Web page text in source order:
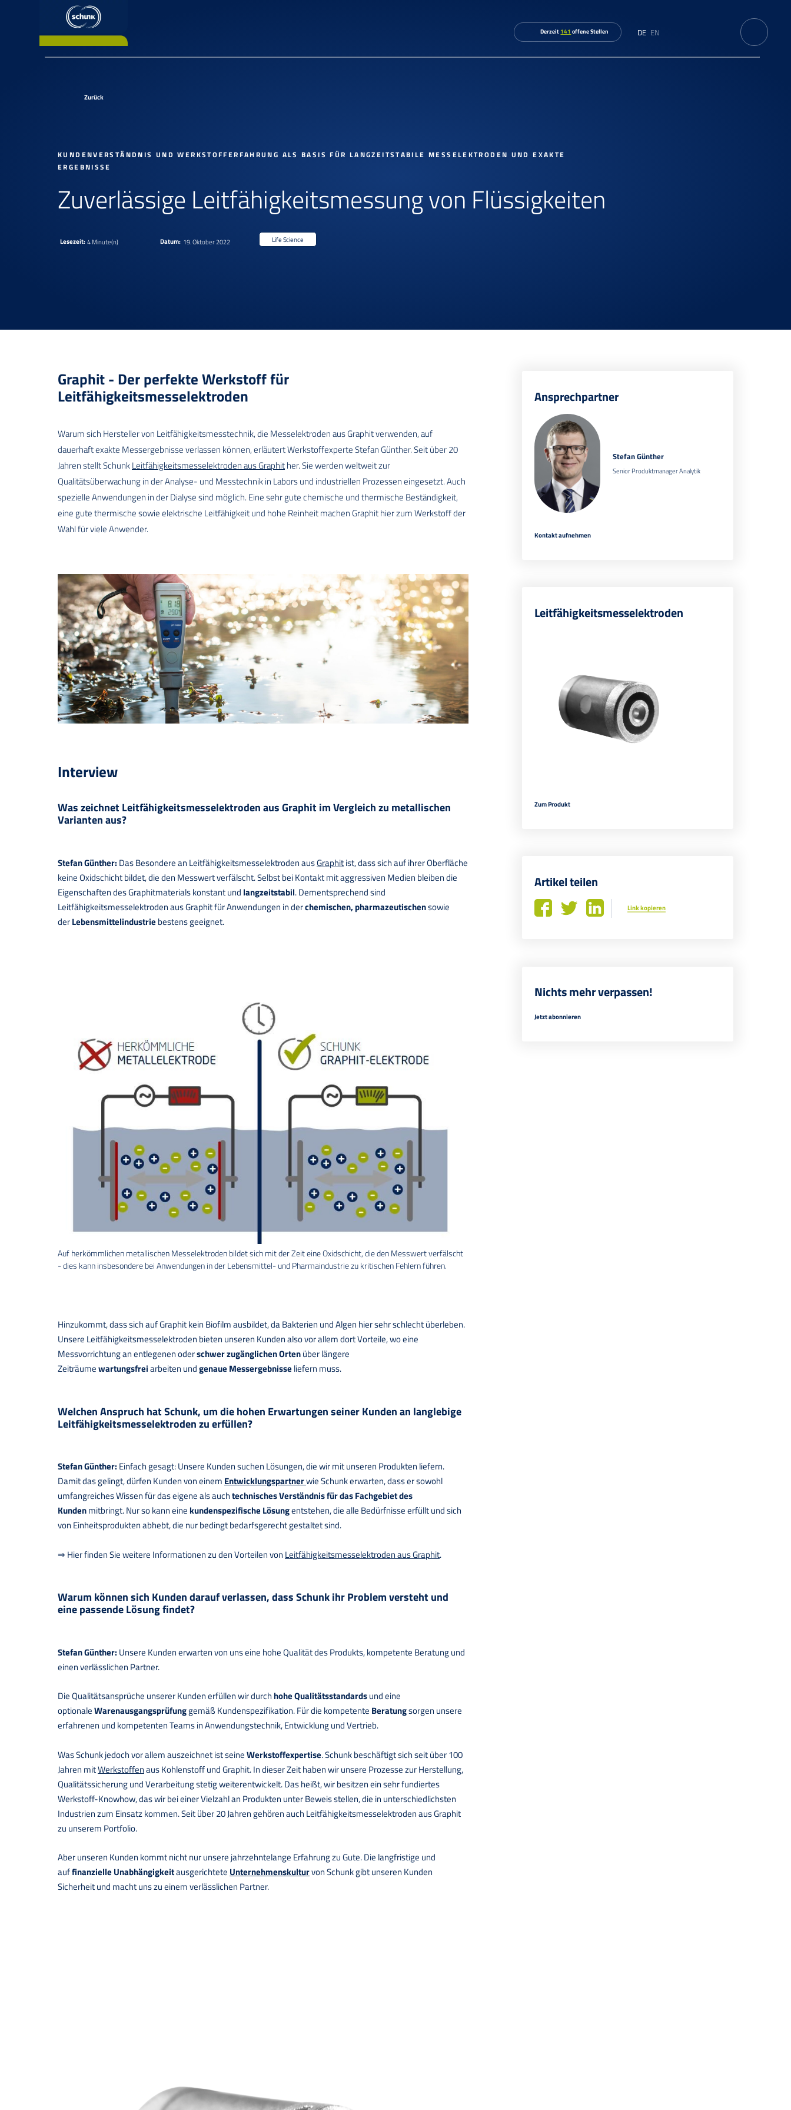
Derzeit 141 offene Stellen DE EN
Zurück
KUNDENVERSTÄNDNIS UND WERKSTOFFERFAHRUNG ALS BASIS FÜR LANGZEITSTABILE MESSELEKTRODEN UND EXAKTE
ERGEBNISSE
Zuverlässige Leitfähigkeitsmessung von Flüssigkeiten
Lesezeit: 4 Minute(n) Datum: 19. Oktober 2022 Life Science
Ansprechpartner
Stefan Günther
Senior Produktmanager Analytik
Kontakt aufnehmen
Leitfähigkeitsmesselektroden
Zum Produkt
Artikel teilen
Link kopieren
Nichts mehr verpassen!
Jetzt abonnieren
Graphit - Der perfekte Werkstoff für
Leitfähigkeitsmesselektroden
Warum sich Hersteller von Leitfähigkeitsmesstechnik, die Messelektroden aus Graphit verwenden, auf
dauerhaft exakte Messergebnisse verlassen können, erläutert Werkstoffexperte Stefan Günther. Seit über 20
Jahren stellt SchunkLeitfähigkeitsmesselektroden aus Graphither. Sie werden weltweit zur
Qualitätsüberwachung in der Analyse- und Messtechnik in Labors und industriellen Prozessen eingesetzt. Auch
spezielle Anwendungen in der Dialyse sind möglich. Eine sehr gute chemische und thermische Beständigkeit,
eine gute thermische sowie elektrische Leitfähigkeit und hohe Reinheit machen Graphit hier zum Werkstoff der
Wahl für viele Anwender.
Interview
Was zeichnet Leitfähigkeitsmesselektroden aus Graphit im Vergleich zu metallischen
Varianten aus?
Stefan Günther: Das Besondere an Leitfähigkeitsmesselektroden ausGraphitist, dass sich auf ihrer Oberfläche
keine Oxidschicht bildet, die den Messwert verfälscht. Selbst bei Kontakt mit aggressiven Medien bleiben die
Eigenschaften des Graphitmaterials konstant und langzeitstabil. Dementsprechend sind
Leitfähigkeitsmesselektroden aus Graphit für Anwendungen in derchemischen, pharmazeutischensowie
derLebensmittelindustriebestens geeignet.
Auf herkömmlichen metallischen Messelektroden bildet sich mit der Zeit eine Oxidschicht, die den Messwert verfälscht
- dies kann insbesondere bei Anwendungen in der Lebensmittel- und Pharmaindustrie zu kritischen Fehlern führen.
Hinzukommt, dass sich auf Graphit kein Biofilm ausbildet, da Bakterien und Algen hier sehr schlecht überleben.
Unsere Leitfähigkeitsmesselektroden bieten unseren Kunden also vor allem dort Vorteile, wo eine
Messvorrichtung an entlegenen oderschwer zugänglichen Ortenüber längere
Zeiträumewartungsfreiarbeiten undgenaue Messergebnisseliefern muss.
Welchen Anspruch hat Schunk, um die hohen Erwartungen seiner Kunden an langlebige
Leitfähigkeitsmesselektroden zu erfüllen?
Stefan Günther: Einfach gesagt: Unsere Kunden suchen Lösungen, die wir mit unseren Produkten liefern.
Damit das gelingt, dürfen Kunden von einem Entwicklungspartnerwie Schunk erwarten, dass er sowohl
umfangreiches Wissen für das eigene als auchtechnisches Verständnis für das Fachgebiet des
Kundenmitbringt. Nur so kann eine kundenspezifische Lösungentstehen, die alle Bedürfnisse erfüllt und sich
von Einheitsprodukten abhebt, die nur bedingt bedarfsgerecht gestaltet sind.
⇒ Hier finden Sie weitere Informationen zu den Vorteilen von Leitfähigkeitsmesselektroden aus Graphit.
Warum können sich Kunden darauf verlassen, dass Schunk ihr Problem versteht und
eine passende Lösung findet?
Stefan Günther: Unsere Kunden erwarten von uns eine hohe Qualität des Produkts, kompetente Beratung und
einen verlässlichen Partner.
Die Qualitätsansprüche unserer Kunden erfüllen wir durch hohe Qualitätsstandardsund eine
optionaleWarenausgangsprüfunggemäß Kundenspezifikation. Für die kompetente Beratungsorgen unsere
erfahrenen und kompetenten Teams in Anwendungstechnik, Entwicklung und Vertrieb.
Was Schunk jedoch vor allem auszeichnet ist seineWerkstoffexpertise. Schunk beschäftigt sich seit über 100
Jahren mitWerkstoffenaus Kohlenstoff und Graphit. In dieser Zeit haben wir unsere Prozesse zur Herstellung,
Qualitätssicherung und Verarbeitung stetig weiterentwickelt. Das heißt, wir besitzen ein sehr fundiertes
Werkstoff-Knowhow, das wir bei einer Vielzahl an Produkten unter Beweis stellen, die in unterschiedlichsten
Industrien zum Einsatz kommen. Seit über 20 Jahren gehören auch Leitfähigkeitsmesselektroden aus Graphit
zu unserem Portfolio.
Aber unseren Kunden kommt nicht nur unsere jahrzehntelange Erfahrung zu Gute. Die langfristige und
auffinanzielle Unabhängigkeitausgerichtete Unternehmenskulturvon Schunk gibt unseren Kunden
Sicherheit und macht uns zu einem verlässlichen Partner.